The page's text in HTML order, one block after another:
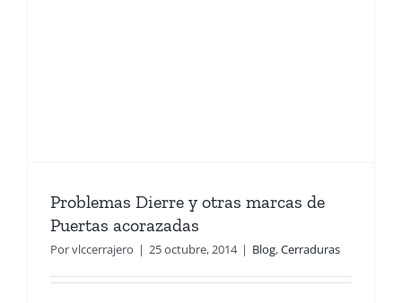
Problemas Dierre y otras marcas de
Puertas acorazadas
Porvlccerrajero | 25 octubre, 2014 | Blog,Cerraduras